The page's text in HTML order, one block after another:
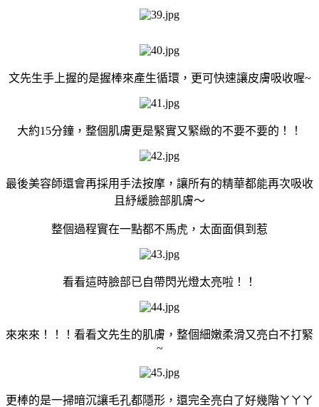
文先生手上握的是握棒來產生循環，更可快速讓皮膚吸收喔~
大約15分鐘，整個肌膚更是緊實又緊緻的不要不要的！！
最後美容師還會再採用手法按摩，讓所有的精華都能再次吸收
且紓緩臉部肌膚～
整個過程實在一點都不馬虎，太面面俱到惹
看看這時臉部已自帶閃光燈太亮啦！！
來來來！！！看看文先生的肌膚，整個細嫩柔滑又亮白不打緊
~
更棒的是一掃暗沉讓毛孔都隱形，還完全亮白了好幾階ㄚㄚㄚ